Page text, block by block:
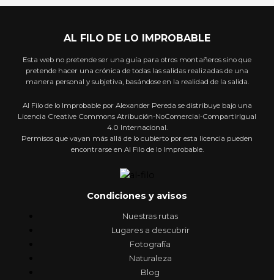
AL FILO DE LO IMPROBABLE
Esta web no pretende ser una guía para otros montañeros sino que
pretende hacer una crónica de todas las salidas realizadas de una
manera personal y subjetiva, basándose en la realidad de la salida.
Al Filo de lo Improbable por Alexander Pereda se distribuye bajo una
Licencia Creative Commons Atribución-NoComercial-CompartirIgual
4.0 Internacional.
Permisos que vayan más allá de lo cubierto por esta licencia pueden
encontrarse en Al Filo de lo Improbable.
Condiciones y avisos
Nuestras rutas
Lugares a descubrir
Fotografía
Naturaleza
Blog